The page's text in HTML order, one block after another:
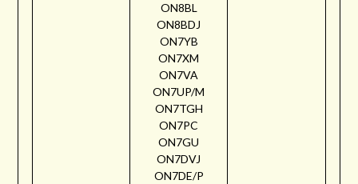
ON8BL
ON8BDJ
ON7YB
ON7XM
ON7VA
ON7UP/M
ON7TGH
ON7PC
ON7GU
ON7DVJ
ON7DE/P